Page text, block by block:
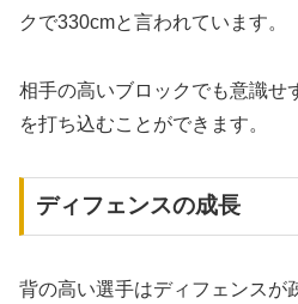
クで330cmと言われています。
相手の高いブロックでも意識せ
を打ち込むことができます。
ディフェンスの成長
背の高い選手はディフェンスが